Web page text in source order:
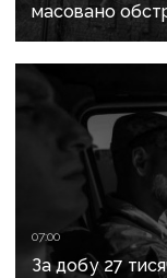
масовано
07:00
За добу 27